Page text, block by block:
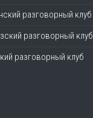
разговорный клуб
разговорный клуб
разговорный клуб